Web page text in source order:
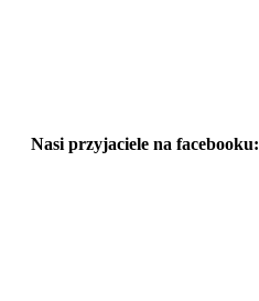
Nasi przyjaciele na facebooku: